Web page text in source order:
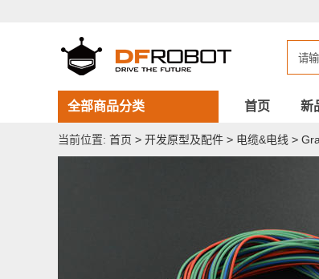
I2C/UART
（50cm，
全部商品分类 首页 新
当前位置: 首页 > 开发原型及配件 > 电缆&电线 >